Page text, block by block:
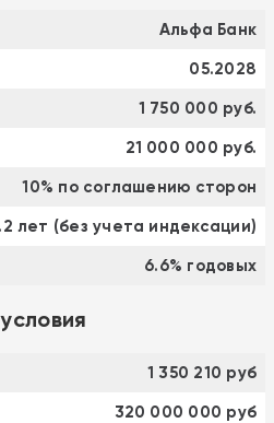
Альфа Банк
05.2028
1 750 000 руб.
21 000 000 руб.
10% по соглашению сторон
лет (без учета индексации)
6.6% годовых
1 350 210 руб
320 000 000 руб